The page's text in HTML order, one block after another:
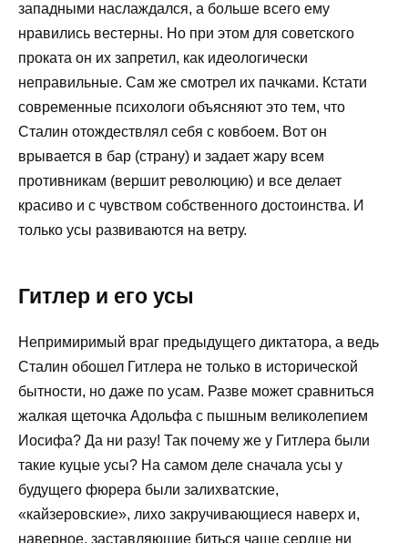
западными наслаждался, а больше всего ему
нравились вестерны. Но при этом для советского
проката он их запретил, как идеологически
неправильные. Сам же смотрел их пачками. Кстати
современные психологи объясняют это тем, что
Сталин отождествлял себя с ковбоем. Вот он
врывается в бар (страну) и задает жару всем
противникам (вершит революцию) и все делает
красиво и с чувством собственного достоинства. И
только усы развиваются на ветру.
Гитлер и его усы
Непримиримый враг предыдущего диктатора, а ведь
Сталин обошел Гитлера не только в исторической
бытности, но даже по усам. Разве может сравниться
жалкая щеточка Адольфа с пышным великолепием
Иосифа? Да ни разу! Так почему же у Гитлера были
такие куцые усы? На самом деле сначала усы у
будущего фюрера были залихватские,
«кайзеровские», лихо закручивающиеся наверх и,
наверное, заставляющие биться чаще сердце ни